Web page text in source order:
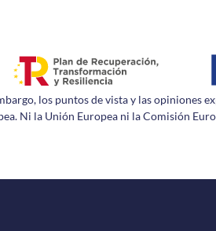
los puntos de vista y las opiniones
Ni la Unión Europea ni la Comisión